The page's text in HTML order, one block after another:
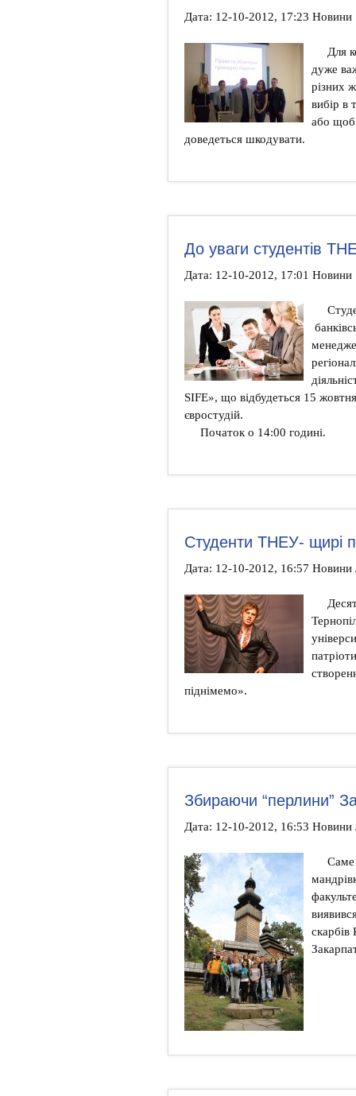
Дата: 12-10-2012, 17:23 Новини
Для
дуже
різних
вибір в
або щоб
доведеться шкодувати.
До уваги студентів
Дата: 12-10-2012, 17:01 Новини
SIFE», що відбудеться 15
євростудій.
Початок о 14:00 годині.
Студенти ТНЕУ- щирі
Дата: 12-10-2012, 16:57 Новини
піднімемо».
Збираючи “перлини”
Дата: 12-10-2012, 16:53 Новини
Саме
скарбів